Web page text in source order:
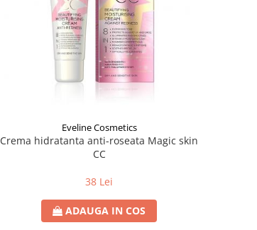
Eveline Cosmetics
Crema hidratanta anti-roseata Magic skin
CC
38 Lei
ADAUGA IN COS